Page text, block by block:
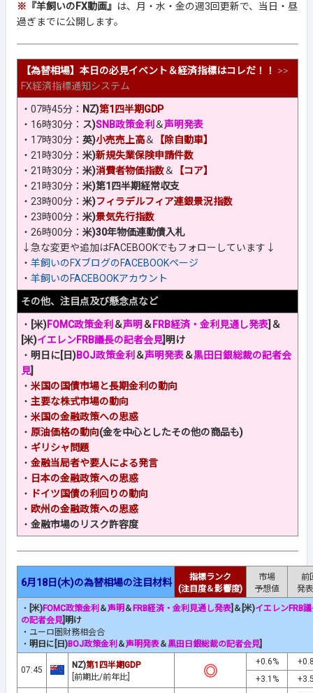
※ 『羊飼いのFX動画』 は、月・水・金の週3回更新で、当日・昼
過ぎまでに公開します。
【為替相場】本日の必見イベント＆経済指標はコレだ！！ >>
FX経済指標通知システム
・07時45分： NZ)第1四半期GDP
・16時30分： ス)SNB政策金利 ＆声明発表
・17時30分： 英)小売売上高＆
【除自動車】
・21時30分： 米)新規失業保険申請件数
・21時30分： 米)消費者物価指数＆
【コア】
・21時30分： 米)第1四半期経常収支
・23時00分： 米)フィラデルフィア連銀景況指数
・23時00分： 米)景気先行指数
・26時00分： 米)30年物価連動債入札
↓急な変更や追加はFACEBOOKでもフォローしています↓
・ 羊飼いのFXブログのFACEBOOKページ
・ 羊飼いのFACEBOOKアカウント
その他、注目点及び懸念点など
・ [米)FOMC政策金利 ＆声明 ＆ FRB経済・金利見通し発表]＆
[米)イエレンFRB議長の記者会見]明け
・ 明日に[日)BOJ政策金利 ＆声明発表＆黒田日銀総裁の記者会
見]
・ 米国の国債市場と長期金利の動向
・ 主要な株式市場の動向
・ 米国の金融政策への思惑
・ 原油価格の動向(金を中心としたその他の商品も)
・ ギリシャ問題
・ 金融当局者や要人による発言
・ 日本の金融政策への思惑
・
ドイツ国債の利回りの動向
・ 欧州の金融政策への思惑
・ 金融市場のリスク許容度
6月18日(木)の為替相場の注目材料
指標ランク
(注目度＆影響度)
市場
予想値
前
発
・ [米)FOMC政策金利 ＆声明＆ FRB経済・金利見通し発表 ]＆[米)イエレンFRB
の記者会見]明け
・ユーロ圏財務相会合
・ 明日に[日)BOJ政策金利 ＆声明発表＆黒田日銀総裁の記者会見]
07:45 NZ)第1四半期GDP
[前期比/前年比]
◎
+0.6%
+3.1%